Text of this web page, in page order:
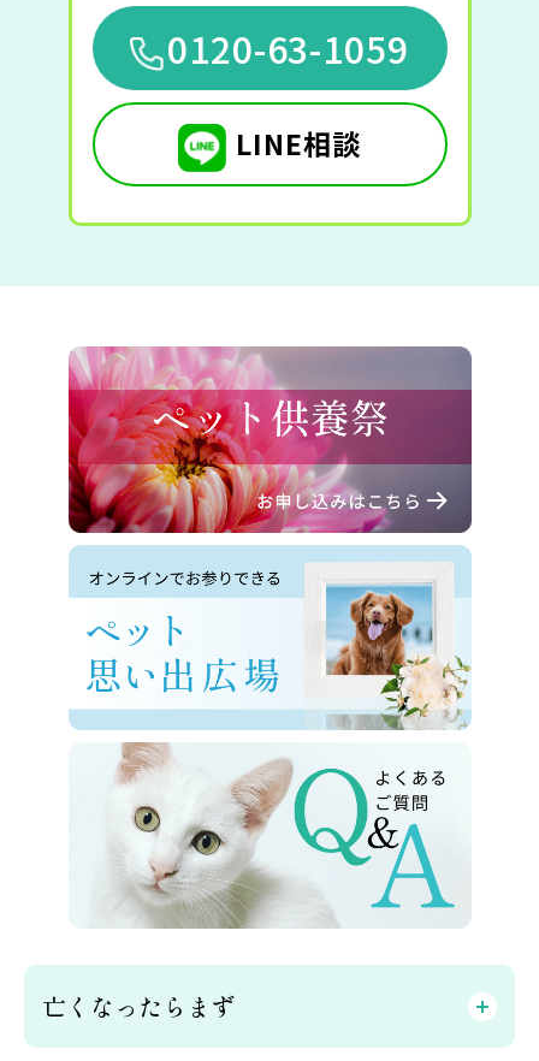
0120-63-1059
LINE相談
亡くなったらまず